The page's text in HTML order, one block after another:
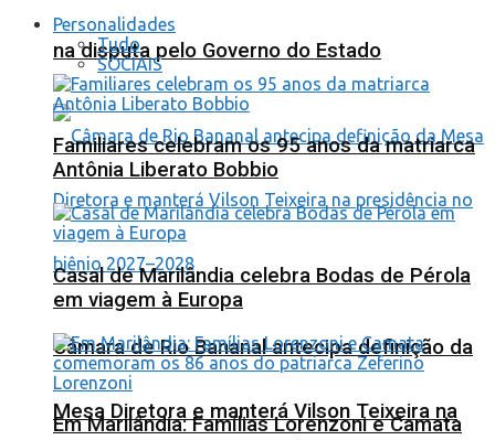
na disputa pelo Governo do Estado
Câmara de Rio Bananal antecipa definição da
Mesa Diretora e manterá Vilson Teixeira na
Personalidades
Tudo
SOCIAIS
Familiares celebram os 95 anos da matriarca
Antônia Liberato Bobbio
Casal de Marilândia celebra Bodas de Pérola
em viagem à Europa
Em Marilândia: Famílias Lorenzoni e Camata